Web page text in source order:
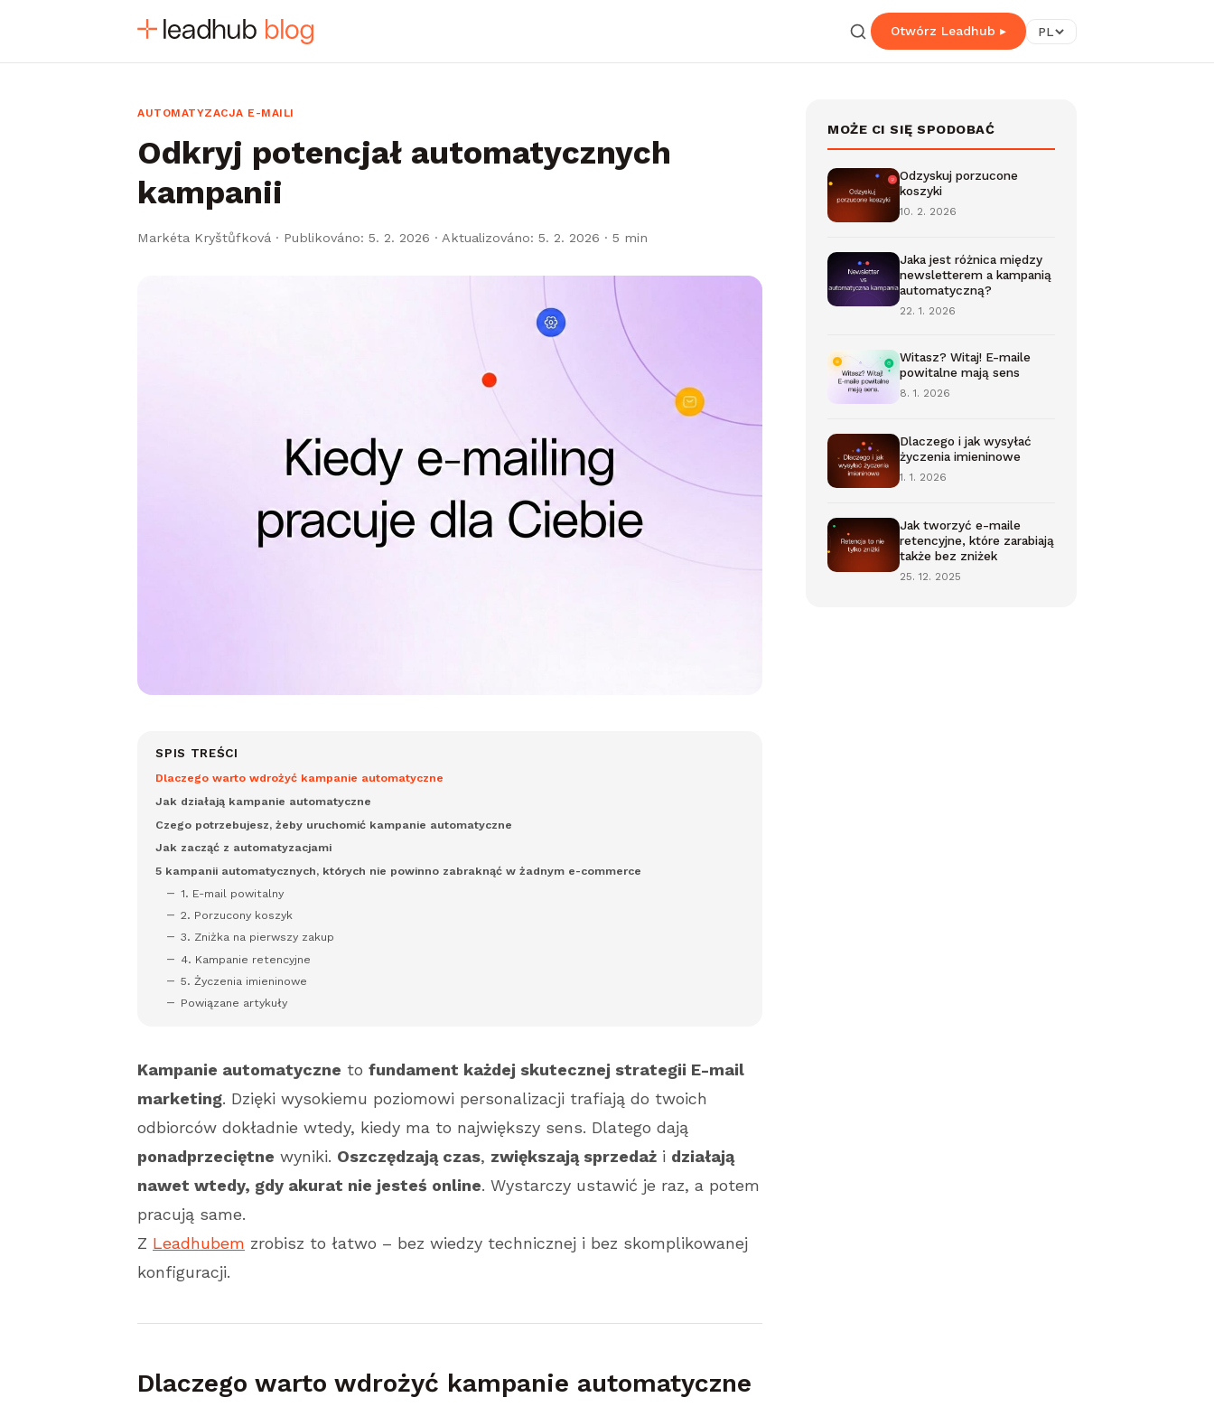
Otwórz Leadhub ▸ PL
AUTOMATYZACJA E-MAILI
Odkryj potencjał automatycznych
kampanii
Markéta Kryštůfková · Publikováno: 5. 2. 2026 · Aktualizováno: 5. 2. 2026 · 5 min
SPIS TREŚCI
Dlaczego warto wdrożyć kampanie automatyczne
Jak działają kampanie automatyczne
Czego potrzebujesz, żeby uruchomić kampanie automatyczne
Jak zacząć z automatyzacjami
5 kampanii automatycznych, których nie powinno zabraknąć w żadnym e-commerce
1. E-mail powitalny
2. Porzucony koszyk
3. Zniżka na pierwszy zakup
4. Kampanie retencyjne
5. Życzenia imieninowe
Powiązane artykuły
Kampanie automatyczne to fundament każdej skutecznej strategii E-mail
marketing. Dzięki wysokiemu poziomowi personalizacji trafiają do twoich
odbiorców dokładnie wtedy, kiedy ma to największy sens. Dlatego dają
ponadprzeciętne wyniki. Oszczędzają czas, zwiększają sprzedaż i działają
nawet wtedy, gdy akurat nie jesteś online. Wystarczy ustawić je raz, a potem
pracują same.
Z Leadhubem zrobisz to łatwo – bez wiedzy technicznej i bez skomplikowanej
konfiguracji.
Dlaczego warto wdrożyć kampanie automatyczne
MOŻE CI SIĘ SPODOBAĆ
Odzyskuj porzucone
koszyki
10. 2. 2026
Jaka jest różnica między
newsletterem a kampanią
automatyczną?
22. 1. 2026
Witasz? Witaj! E-maile
powitalne mają sens
8. 1. 2026
Dlaczego i jak wysyłać
życzenia imieninowe
1. 1. 2026
Jak tworzyć e-maile
retencyjne, które zarabiają
także bez zniżek
25. 12. 2025